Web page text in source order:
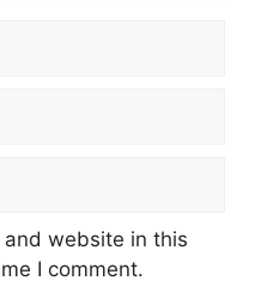
and website in this
I comment.